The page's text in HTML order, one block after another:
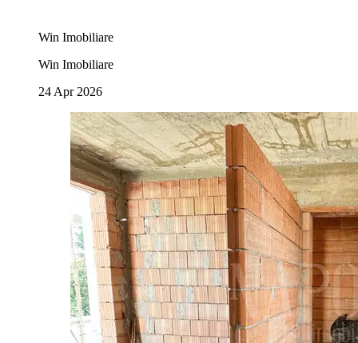
Win Imobiliare
Win Imobiliare
24 Apr 2026